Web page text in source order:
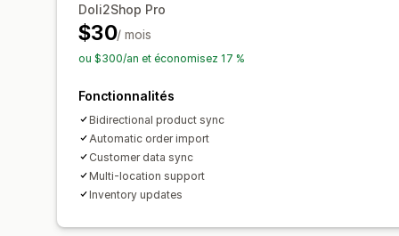
Doli2Shop Pro
$30/ mois
ou $300/an et économisez 17 %
Fonctionnalités
Bidirectional product sync
Automatic order import
Customer data sync
Multi-location support
Inventory updates